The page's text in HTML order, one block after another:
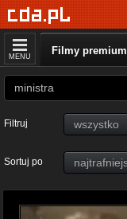
MENU Filmy premium
Filtruj
Sortuj po